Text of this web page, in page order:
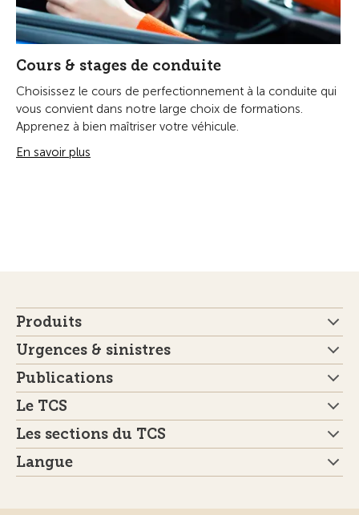
Cours & stages de conduite
Choisissez le cours de perfectionnement à la conduite qui
vous convient dans notre large choix de formations.
Apprenez à bien maîtriser votre véhicule.
En savoir plus
Produits
Urgences & sinistres
Publications
Le TCS
Les sections du TCS
Langue